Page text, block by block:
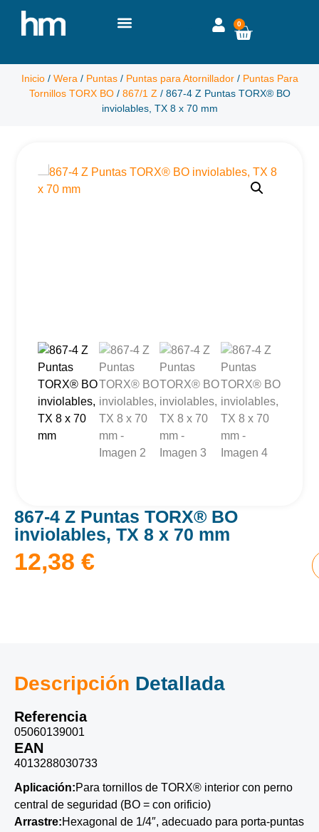
0
Inicio/ Wera / Puntas/ Puntas para Atornillador/ Puntas Para
Tornillos TORX BO/ 867/1 Z / 867-4 Z Puntas TORX® BO
inviolables, TX 8 x 70 mm
867-4 Z Puntas TORX® BO
inviolables, TX 8 x 70 mm
12,38 €
Descripción Detallada
Referencia
05060139001
EAN
4013288030733
Aplicación:Para tornillos de TORX® interior con perno
central de seguridad (BO = con orificio)
Arrastre:Hexagonal de 1/4″, adecuado para porta-puntas